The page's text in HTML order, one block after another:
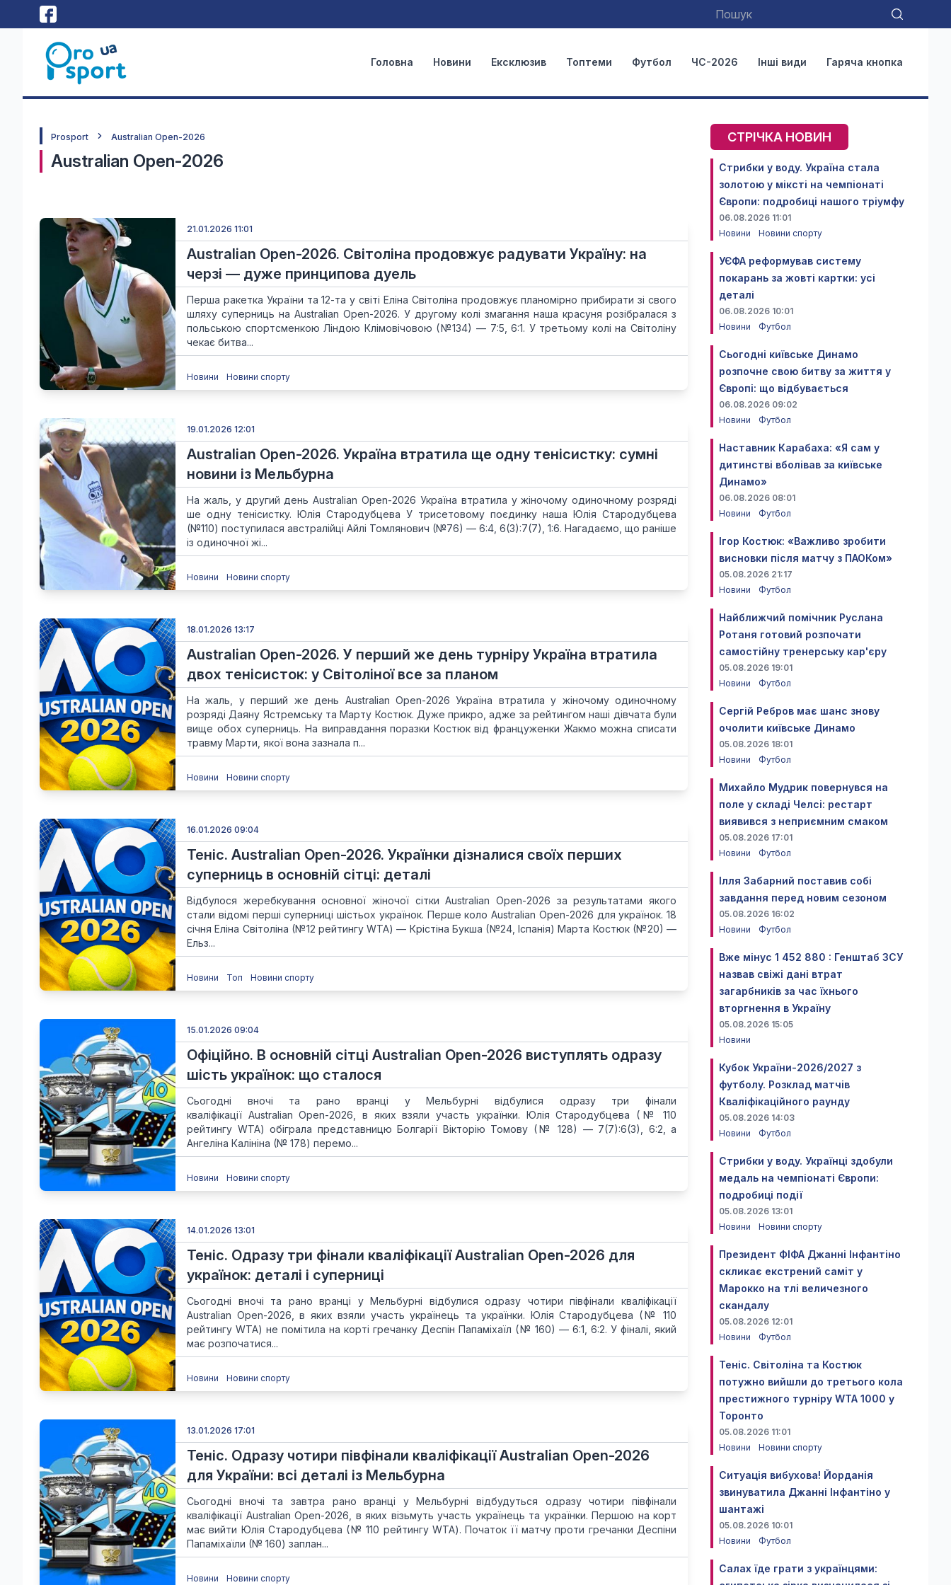
Головна Новини Ексклюзив Топтеми Футбол ЧС-2026 Інші види Гаряча кнопка
Prosport Australian Open-2026
Australian Open-2026
21.01.2026 11:01
Australian Open-2026. Світоліна продовжує радувати Україну: на
черзі — дуже принципова дуель
Перша ракетка України та 12-та у світі Еліна Світоліна продовжує планомірно прибирати зі свого
шляху суперниць на Australian Open-2026. У другому колі змагання наша красуня розібралася з
польською спортсменкою Ліндою Клімовічовою (№134) — 7:5, 6:1. У третьому колі на Світоліну
чекає битва...
Новини Новини спорту
19.01.2026 12:01
Australian Open-2026. Україна втратила ще одну тенісистку: сумні
новини із Мельбурна
На жаль, у другий день Australian Open-2026 Україна втратила у жіночому одиночному розряді
ше одну тенісистку. Юлія Стародубцева У трисетовому поєдинку наша Юлія Стародубцева
(№110) поступилася австралійці Айлі Томлянович (№76) — 6:4, 6(3):7(7), 1:6. Нагадаємо, що раніше
із одиночної жі...
Новини Новини спорту
18.01.2026 13:17
Australian Open-2026. У перший же день турніру Україна втратила
двох тенісисток: у Світоліної все за планом
На жаль, у перший же день Australian Open-2026 Україна втратила у жіночому одиночному
розряді Даяну Ястремську та Марту Костюк. Дуже прикро, адже за рейтингом наші дівчата були
вище обох суперниць. На виправдання поразки Костюк від француженки Жакмо можна списати
травму Марти, якої вона зазнала п...
Новини Новини спорту
16.01.2026 09:04
Теніс. Australian Open-2026. Українки дізналися своїх перших
суперниць в основній сітці: деталі
Відбулося жеребкування основної жіночої сітки Australian Open-2026 за результатами якого
стали відомі перші суперниці шістьох українок. Перше коло Australian Open-2026 для українок. 18
січня Еліна Світоліна (№12 рейтингу WTA) — Крістіна Букша (№24, Іспанія) Марта Костюк (№20) —
Ельз...
Новини Топ Новини спорту
15.01.2026 09:04
Офіційно. В основній сітці Australian Open-2026 виступлять одразу
шість українок: що сталося
Сьогодні вночі та рано вранці у Мельбурні відбулися одразу три фінали
кваліфікації Australian Open-2026, в яких взяли участь українки. Юлія Стародубцева (№ 110
рейтингу WTA) обіграла представницю Болгарії Вікторію Томову (№ 128) — 7(7):6(3), 6:2, а
Ангеліна Калініна (№ 178) перемо...
Новини Новини спорту
14.01.2026 13:01
Теніс. Одразу три фінали кваліфікації Australian Open-2026 для
українок: деталі і суперниці
Сьогодні вночі та рано вранці у Мельбурні відбулися одразу чотири півфінали кваліфікації
Australian Open-2026, в яких взяли участь українець та українки. Юлія Стародубцева (№ 110
рейтингу WTA) не помітила на корті гречанку Деспін Папаміхаїл (№ 160) — 6:1, 6:2. У фіналі, який
має розпочатися...
Новини Новини спорту
13.01.2026 17:01
Теніс. Одразу чотири півфінали кваліфікації Australian Open-2026
для України: всі деталі із Мельбурна
Сьогодні вночі та завтра рано вранці у Мельбурні відбудуться одразу чотири півфінали
кваліфікації Australian Open-2026, в яких візьмуть участь українець та українки. Першою на корт
має вийти Юлія Стародубцева (№ 110 рейтингу WTA). Початок її матчу проти гречанки Деспіни
Папаміхаїли (№ 160) заплан...
Новини Новини спорту
СТРІЧКА НОВИН
Стрибки у воду. Україна стала
золотою у міксті на чемпіонаті
Європи: подробиці нашого тріумфу
06.08.2026 11:01
Новини
Новини спорту
УЄФА реформував систему
покарань за жовті картки: усі
деталі
06.08.2026 10:01
Новини
Футбол
Сьогодні київське Динамо
розпочне свою битву за життя у
Європі: що відбувається
06.08.2026 09:02
Новини
Футбол
Наставник Карабаха: «Я сам у
дитинстві вболівав за київське
Динамо»
06.08.2026 08:01
Новини
Футбол
Ігор Костюк: «Важливо зробити
висновки після матчу з ПАОКом»
05.08.2026 21:17
Новини
Футбол
Найближчий помічник Руслана
Ротаня готовий розпочати
самостійну тренерську кар'єру
05.08.2026 19:01
Новини
Футбол
Сергій Ребров має шанс знову
очолити київське Динамо
05.08.2026 18:01
Новини
Футбол
Михайло Мудрик повернувся на
поле у складі Челсі: рестарт
виявився з неприємним смаком
05.08.2026 17:01
Новини
Футбол
Ілля Забарний поставив собі
завдання перед новим сезоном
05.08.2026 16:02
Новини
Футбол
Вже мінус 1 452 880 : Генштаб ЗСУ
назвав свіжі дані втрат
загарбників за час їхнього
вторгнення в Україну
05.08.2026 15:05
Новини
Кубок України-2026/2027 з
футболу. Розклад матчів
Кваліфікаційного раунду
05.08.2026 14:03
Новини
Футбол
Стрибки у воду. Українці здобули
медаль на чемпіонаті Європи:
подробиці події
05.08.2026 13:01
Новини
Новини спорту
Президент ФІФА Джанні Інфантіно
скликає екстрений саміт у
Марокко на тлі величезного
скандалу
05.08.2026 12:01
Новини
Футбол
Теніс. Світоліна та Костюк
потужно вийшли до третього кола
престижного турніру WTA 1000 у
Торонто
05.08.2026 11:01
Новини
Новини спорту
Ситуація вибухова! Йорданія
звинуватила Джанні Інфантіно у
шантажі
05.08.2026 10:01
Новини
Футбол
Салах їде грати з українцями: